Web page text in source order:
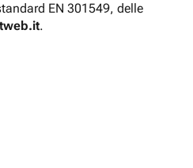
EN 301549, delle
.